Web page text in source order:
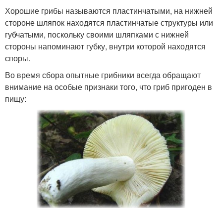
Хорошие грибы называются пластинчатыми, на нижней
стороне шляпок находятся пластинчатые структуры или
губчатыми, поскольку своими шляпками с нижней
стороны напоминают губку, внутри которой находятся
споры.
Во время сбора опытные грибники всегда обращают
внимание на особые признаки того, что гриб пригоден в
пищу: